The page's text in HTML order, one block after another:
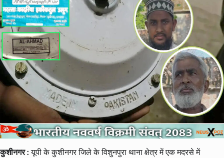
कुशीनगर : यूपी के कुशीनगर जिले के विशुनपुरा थाना क्षेत्र में एक मदरसे में